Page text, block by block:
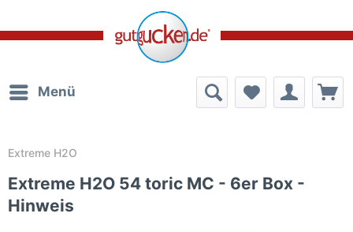
Menü
Extreme H2O
Extreme H2O 54 toric MC - 6er Box -
Hinweis